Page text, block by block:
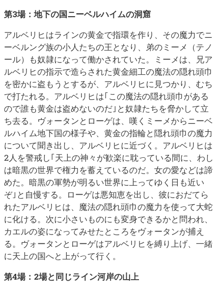
第3場：地下の国ニーベルハイムの洞窟
アルベリヒはラインの黄金で指環を作り、その魔力でニ
ーベルング族の小人たちの王となり、弟のミーメ（テノ
ール）も奴隷になって働かされていた。ミーメは、兄ア
ルベリヒの指示で造らされた黄金細工の魔法の隠れ頭巾
を密かに盗もうとするが、アルベリヒに見つかり、むち
で打たれる。アルベリヒは｢この魔法の隠れ頭巾がある
ので誰も黄金は盗めないのだ｣と奴隷たちを脅かして立
ち去る。ヴォータンとローゲは、嘆くミーメからニーベ
ルハイム地下国の様子や、黄金の指輪と隠れ頭巾の魔力
について聞き出し、アルベリヒに近づく。アルベリヒは
2人を警戒し｢天上の神々が歓楽に耽っている間に、わし
は暗黒の世界で権力を蓄えているのだ。女の愛などは諦
めた。暗黒の軍勢が明るい世界に上ってゆく日も近い
ぞ｣と自慢する。ローゲは悪知恵を出し、彼におだてら
れたアルベリヒは、魔法の隠れ頭巾の魔力を使って大蛇
に化ける。次に小さいものにも変身できるかと問われ、
カエルの姿になってみせたところをヴォータンが捕え
る。ヴォータンとローゲはアルベリヒを縛り上げ、一緒
に天上の国へと上がって行く。
第4場：2場と同じライン河岸の山上